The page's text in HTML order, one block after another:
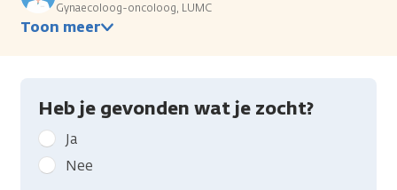
Gynaecoloog-oncoloog, LUMC
Toon meer
Heb je gevonden wat je zocht?
Geef
kanker.nl
feedback:
Ja
Nee